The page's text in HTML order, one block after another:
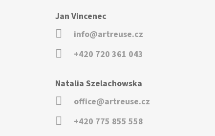
Jan Vincenec
info@artreuse.cz
+420 720 361 043
Natalia Szelachowska
office@artreuse.cz
+420 775 855 558